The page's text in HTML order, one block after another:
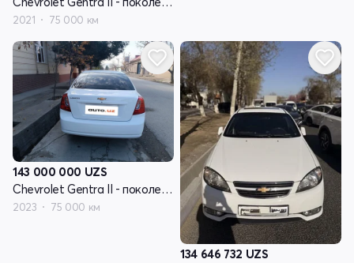
2021 75 000 км
143 000 000 UZS
Chevrolet Gentra II - поколение
2023 75 000 км
134 646 732 UZS